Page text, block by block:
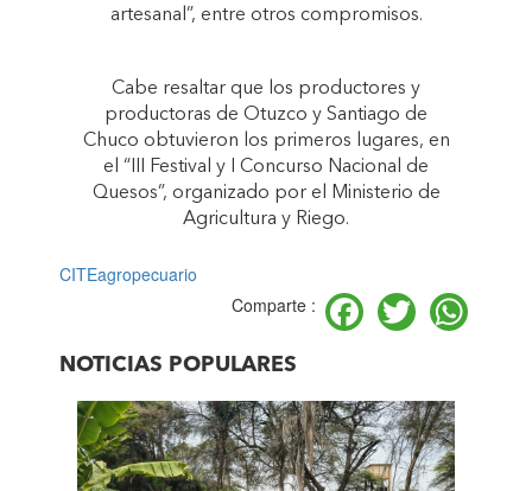
artesanal”, entre otros compromisos.
Cabe resaltar que los productores y
productoras de Otuzco y Santiago de
Chuco obtuvieron los primeros lugares, en
el “III Festival y I Concurso Nacional de
Quesos”, organizado por el Ministerio de
Agricultura y Riego.
CITEagropecuario
Comparte :
Facebook
Twitter
NOTICIAS POPULARES